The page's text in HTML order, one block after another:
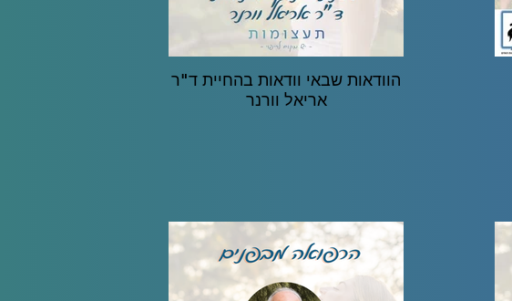
הוודאות שבאי וודאות בהחיית ד"ר
אריאל וורנר